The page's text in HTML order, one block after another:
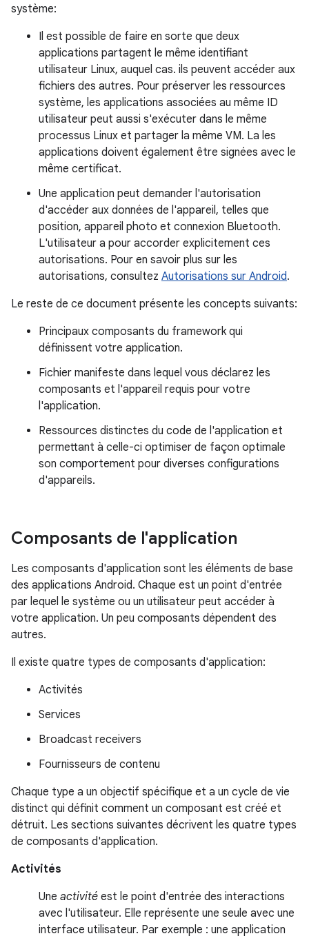
système:
Il est possible de faire en sorte que deux
applications partagent le même identifiant
utilisateur Linux, auquel cas. ils peuvent accéder aux
fichiers des autres. Pour préserver les ressources
système, les applications associées au même ID
utilisateur peut aussi s'exécuter dans le même
processus Linux et partager la même VM. La les
applications doivent également être signées avec le
même certificat.
Une application peut demander l'autorisation
d'accéder aux données de l'appareil, telles que
position, appareil photo et connexion Bluetooth.
L'utilisateur a pour accorder explicitement ces
autorisations. Pour en savoir plus sur les
autorisations, consultez Autorisations sur Android.
Le reste de ce document présente les concepts suivants:
Principaux composants du framework qui
définissent votre application.
Fichier manifeste dans lequel vous déclarez les
composants et l'appareil requis pour votre
l'application.
Ressources distinctes du code de l'application et
permettant à celle-ci optimiser de façon optimale
son comportement pour diverses configurations
d'appareils.
Composants de l'application
Les composants d'application sont les éléments de base
des applications Android. Chaque est un point d'entrée
par lequel le système ou un utilisateur peut accéder à
votre application. Un peu composants dépendent des
autres.
Il existe quatre types de composants d'application:
Activités
Services
Broadcast receivers
Fournisseurs de contenu
Chaque type a un objectif spécifique et a un cycle de vie
distinct qui définit comment un composant est créé et
détruit. Les sections suivantes décrivent les quatre types
de composants d'application.
Activités
Une activité est le point d'entrée des interactions
avec l'utilisateur. Elle représente une seule avec une
interface utilisateur. Par exemple : une application